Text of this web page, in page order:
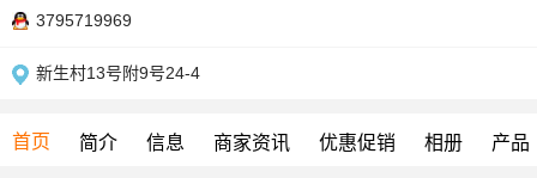
3795719969
新生村13号附9号24-4
首页 简介 信息 商家资讯 优惠促销 相册 产品